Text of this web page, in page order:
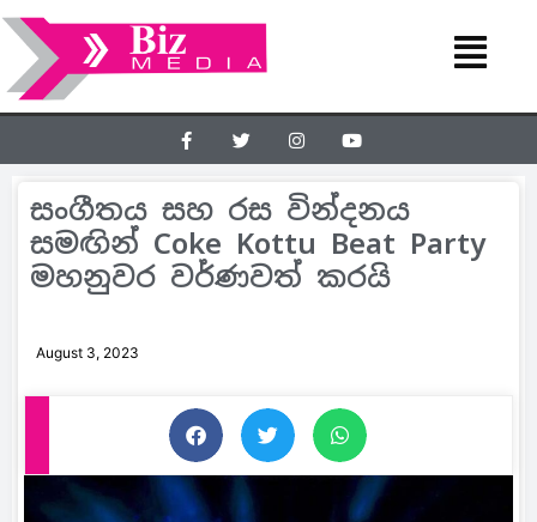
සංගීතය සහ රස වින්දනය
සමඟින් Coke Kottu Beat Party
මහනුවර වර්ණවත් කරයි
August 3, 2023